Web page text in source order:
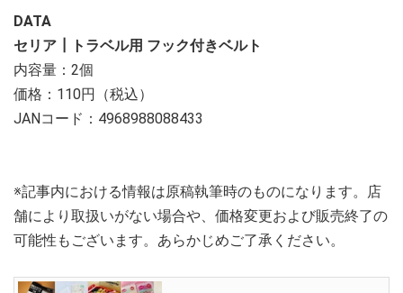
DATA
セリア┃トラベル用 フック付きベルト
内容量：2個
価格：110円（税込）
JANコード：4968988088433
※記事内における情報は原稿執筆時のものになります。店
舗により取扱いがない場合や、価格変更および販売終了の
可能性もございます。あらかじめご了承ください。